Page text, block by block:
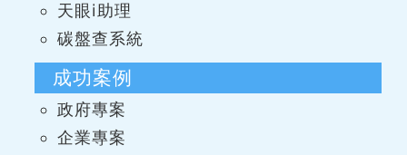
天眼i助理
碳盤查系統
成功案例
政府專案
企業專案